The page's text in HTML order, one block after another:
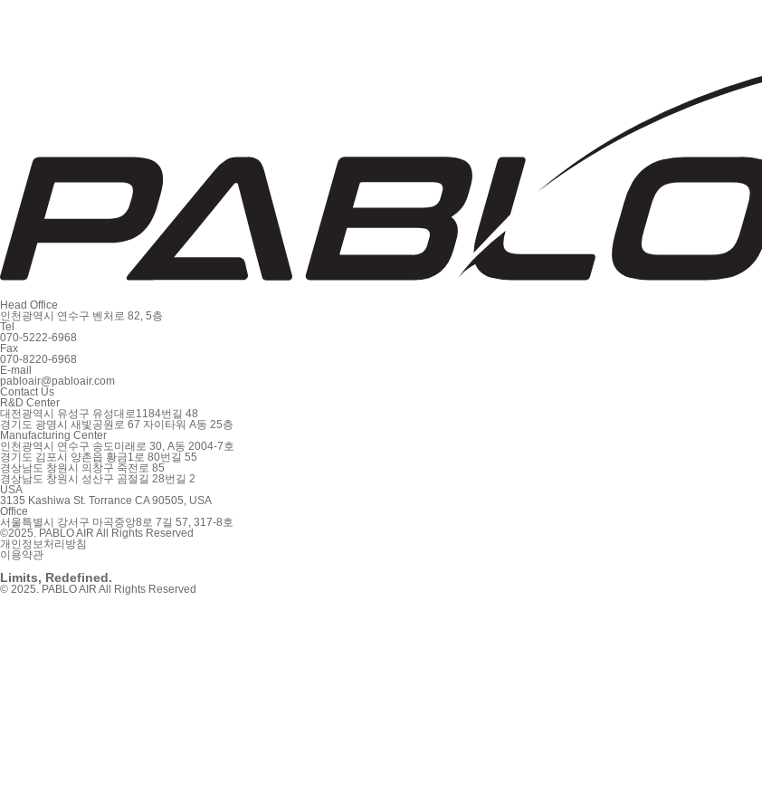
Head Office
인천광역시 연수구 벤처로 82, 5층
Tel
070-5222-6968
Fax
070-8220-6968
E-mail
pabloair@pabloair.com
Contact Us
R&D Center
대전광역시 유성구 유성대로1184번길 48
경기도 광명시 새빛공원로 67 자이타워 A동 25층
Manufacturing Center
인천광역시 연수구 송도미래로 30, A동 2004-7호
경기도 김포시 양촌읍 황금1로 80번길 55
경상남도 창원시 의창구 죽전로 85
경상남도 창원시 성산구 곰절길 28번길 2
USA
3135 Kashiwa St. Torrance CA 90505, USA
Office
서울특별시 강서구 마곡중앙8로 7길 57, 317-8호
©2025. PABLO AIR All Rights Reserved
개인정보처리방침
이용약관
Limits, Redefined.
© 2025. PABLO AIR All Rights Reserved